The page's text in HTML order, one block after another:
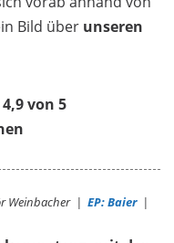
Bild über unseren
4,9 von 5
Weinbacher| EP: Baier|